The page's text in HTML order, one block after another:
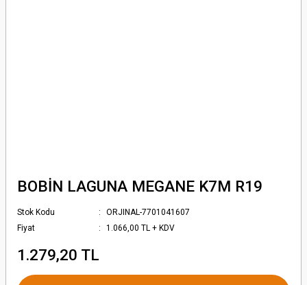
BOBİN LAGUNA MEGANE K7M R19
Stok Kodu
ORJINAL-7701041607
Fiyat
1.066,00 TL + KDV
1.279,20 TL